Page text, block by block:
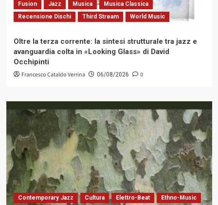
Fusion
Jazz Musica
Musica Classica
Recensione Dischi
Third Stream World Music
Oltre la terza corrente: la sintesi strutturale tra jazz e
avanguardia colta in «Looking Glass» di David
Occhipinti
Francesco Cataldo Verrina 06/08/2026 0
Contemporary Jazz Cultura Elettro-Beat
Ethno-Music